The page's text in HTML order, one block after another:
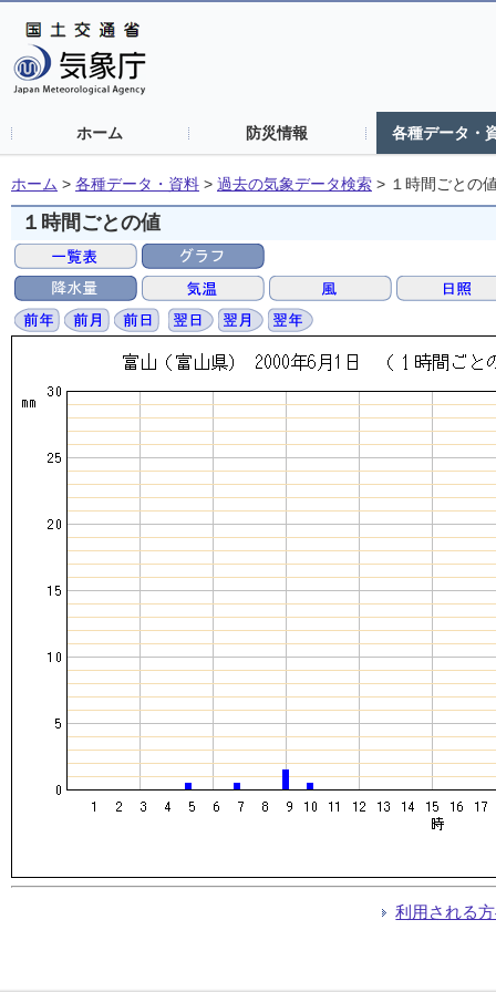
ホーム 防災情報 各種データ・
ホーム > 各種データ・資料 > 過去の気象データ検索 > １時間ごとの
１時間ごとの値
利用される